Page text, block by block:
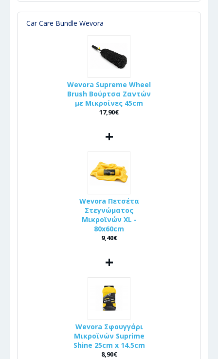
Car Care Bundle Wevora
Wevora Supreme Wheel
Brush Βούρτσα Ζαντών
με Μικροίνες 45cm
17,90€
+
Wevora Πετσέτα
Στεγνώματος
Μικροϊνών XL -
80x60cm
9,40€
+
Wevora Σφουγγάρι
Μικροϊνών Suprime
Shine 25cm x 14.5cm
8,90€